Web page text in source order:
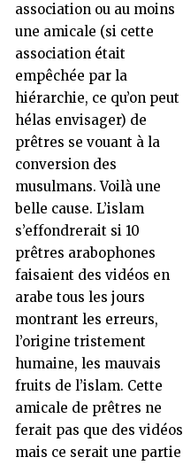
association ou au moins
une amicale (si cette
association était
empêchée par la
hiérarchie, ce qu’on peut
hélas envisager) de
prêtres se vouant à la
conversion des
musulmans. Voilà une
belle cause. L’islam
s’effondrerait si 10
prêtres arabophones
faisaient des vidéos en
arabe tous les jours
montrant les erreurs,
l’origine tristement
humaine, les mauvais
fruits de l’islam. Cette
amicale de prêtres ne
ferait pas que des vidéos
mais ce serait une partie